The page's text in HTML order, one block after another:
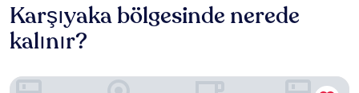
Karşıyaka bölgesinde nerede
kalınır?
Swissotel Büyük Efes İzmir